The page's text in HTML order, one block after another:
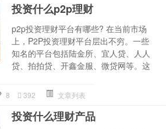
投资什么p2p理财
p2p投资理财平台有哪些? 在当前市场
上，P2P投资理财平台层出不穷。一些
知名的平台包括陆金所、宜人贷、人人
贷、拍拍贷、开鑫金服、微贷网等。这
8 392 文章列表
投资什么理财产品